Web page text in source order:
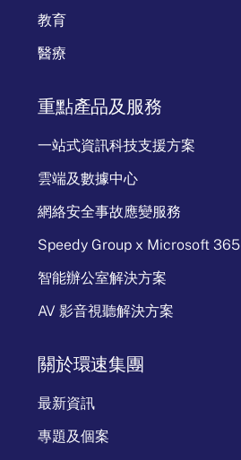
教育
醫療
重點產品及服務
一站式資訊科技支援方案
雲端及數據中心
網絡安全事故應變服務
Speedy Group x Microsoft 365
智能辦公室解決方案
AV 影音視聽解決方案
關於環速集團
最新資訊
專題及個案